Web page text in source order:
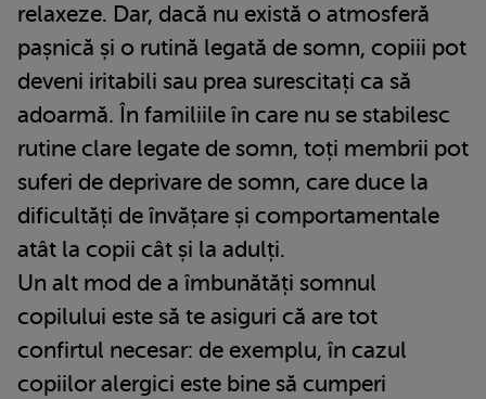
relaxeze. Dar, dacă nu există o atmosferă
pașnică și o rutină legată de somn, copiii pot
deveni iritabili sau prea surescitați ca să
adoarmă. În familiile în care nu se stabilesc
rutine clare legate de somn, toți membrii pot
suferi de deprivare de somn, care duce la
dificultăți de învățare și comportamentale
atât la copii cât și la adulți.
Un alt mod de a îmbunătăți somnul
copilului este să te asiguri că are tot
confirtul necesar: de exemplu, în cazul
copiilor alergici este bine să cumperi